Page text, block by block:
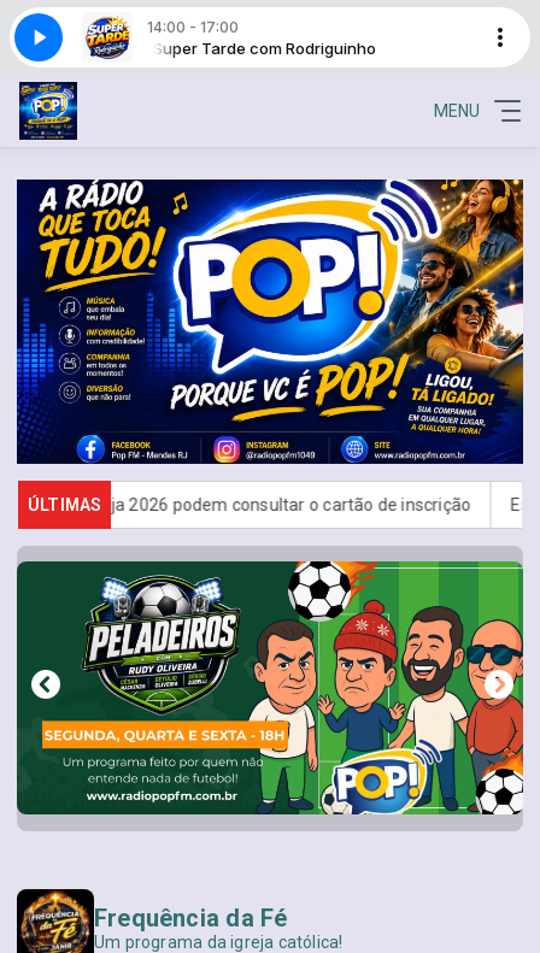
14:00 - 17:00
Super Tarde com Rodriguinho
MENU
ÚLTIMAS
do Encceja 2026 podem consultar o cartão de inscrição
Frequência da Fé
Um programa da igreja católica!